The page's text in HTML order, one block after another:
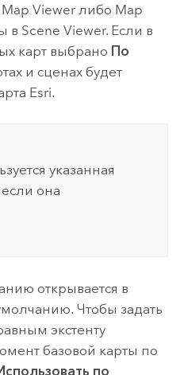
Map Viewerлибо Map
в Scene Viewer. Если в
карт выбрано По
и сценах будет
Esri.
указанная
если она
открывается в
Чтобы задать
экстенту
базовой карты по
по